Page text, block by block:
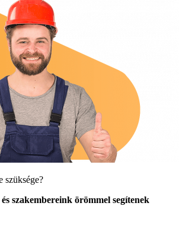
szüksége?
szakembereink örömmel segítenek